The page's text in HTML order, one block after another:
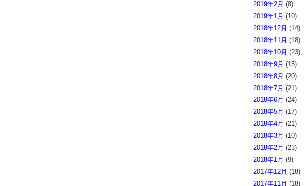
2019年2月 (8)
2019年1月 (10)
2018年12月 (14)
2018年11月 (18)
2018年10月 (23)
2018年9月 (15)
2018年8月 (20)
2018年7月 (21)
2018年6月 (24)
2018年5月 (17)
2018年4月 (21)
2018年3月 (10)
2018年2月 (23)
2018年1月 (9)
2017年12月 (18)
2017年11月 (18)